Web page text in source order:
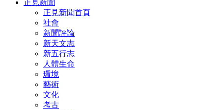
正見新聞
正見新聞首頁
社會
新聞評論
新天文志
新五行志
人體生命
環境
藝術
文化
考古